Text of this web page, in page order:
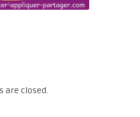
are closed.